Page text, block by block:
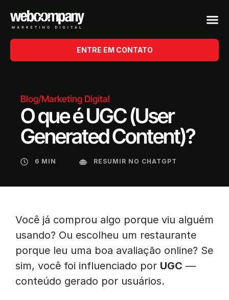
ENTRE EM CONTATO
Blog/Marketing Digital
O que é UGC (User
Generated Content)?
6 MIN RESUMIR NO CHATGPT
Você já comprou algo porque viu alguém
usando? Ou escolheu um restaurante
porque leu uma boa avaliação online? Se
sim, você foi influenciado por UGC —
conteúdo gerado por usuários.